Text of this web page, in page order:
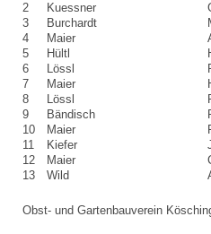
2
Kuessner
3
Burchardt
4
Maier
5
Hültl
6
Lössl
7
Maier
8
Lössl
9
Bändisch
10
Maier
11
Kiefer
12
Maier
13
Wild
Obst- und Gartenbauverein